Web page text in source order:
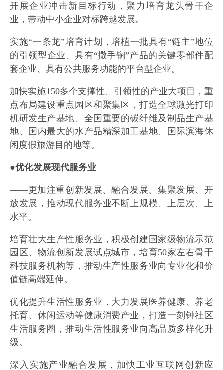
开展企业冲击新目标行动，聚力培育龙头骨干企
业，带动中小企业对标跨越发展。
实施“一条龙”培育计划，培植一批具有“链主”地位
的引领型企业、具有“撒手锏”产品的关键零部件配
套企业、具有公共服务功能的平台型企业。
加快实施150多个支撑性、引领性的产业大项目，重
点布局建设重点园区和聚集区，打造全球激光打印
机研发生产基地、全国重要的碳纤维及制品生产基
地、国内最大的水产品精深加工基地、国际滨海休
闲度假旅游目的地等。
●优化发展现代服务业
——更加注重创新发展、融合发展、集聚发展、开
放发展，推动现代服务业不断上规模、上层次、上
水平。
培育壮大生产性服务业，积极创建国家级物流示范
园区、物流创新发展试点城市，培育50家左右骨干
科技服务机构等，推动生产性服务业向专业化和价
值链高端延伸。
优化提升生活性服务业，大力发展医养健康、养老
托育、休闲运动等健康消费产业，打造一刻钟社区
生活服务圈，推动生活性服务业向高品质多样化升
级。
深入实施产业融合发展，加快工业互联网创新应